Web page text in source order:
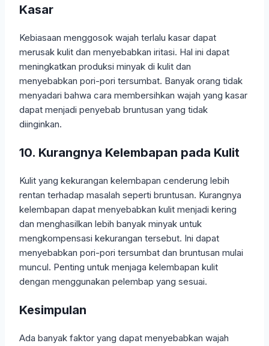
Kasar
Kebiasaan menggosok wajah terlalu kasar dapat
merusak kulit dan menyebabkan iritasi. Hal ini dapat
meningkatkan produksi minyak di kulit dan
menyebabkan pori-pori tersumbat. Banyak orang tidak
menyadari bahwa cara membersihkan wajah yang kasar
dapat menjadi penyebab bruntusan yang tidak
diinginkan.
10. Kurangnya Kelembapan pada Kulit
Kulit yang kekurangan kelembapan cenderung lebih
rentan terhadap masalah seperti bruntusan. Kurangnya
kelembapan dapat menyebabkan kulit menjadi kering
dan menghasilkan lebih banyak minyak untuk
mengkompensasi kekurangan tersebut. Ini dapat
menyebabkan pori-pori tersumbat dan bruntusan mulai
muncul. Penting untuk menjaga kelembapan kulit
dengan menggunakan pelembap yang sesuai.
Kesimpulan
Ada banyak faktor yang dapat menyebabkan wajah